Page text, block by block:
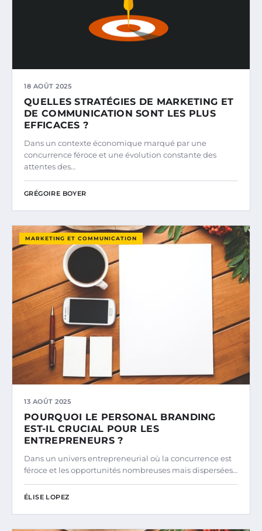
18 AOÛT 2025
QUELLES STRATÉGIES DE MARKETING ET
DE COMMUNICATION SONT LES PLUS
EFFICACES ?
Dans un contexte économique marqué par une
concurrence féroce et une évolution constante des
attentes des…
GRÉGOIRE BOYER
MARKETING ET COMMUNICATION
13 AOÛT 2025
POURQUOI LE PERSONAL BRANDING
EST-IL CRUCIAL POUR LES
ENTREPRENEURS ?
Dans un univers entrepreneurial où la concurrence est
féroce et les opportunités nombreuses mais dispersées…
ÉLISE LOPEZ